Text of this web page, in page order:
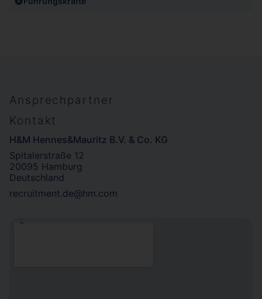
Ansprechpartner
Kontakt
H&M Hennes&Mauritz B.V. & Co. KG
Spitalerstraße 12
20095 Hamburg
Deutschland
recruitment.de@hm.com